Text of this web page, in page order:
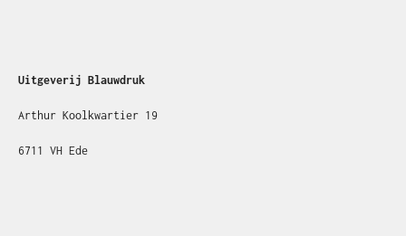
Uitgeverij Blauwdruk
Arthur Koolkwartier 19
6711 VH Ede